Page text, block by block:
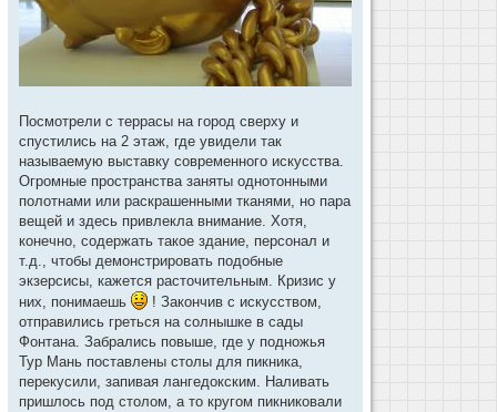
Посмотрели с террасы на город сверху и
спустились на 2 этаж, где увидели так
называемую выставку современного искусства.
Огромные пространства заняты однотонными
полотнами или раскрашенными тканями, но пара
вещей и здесь привлекла внимание. Хотя,
конечно, содержать такое здание, персонал и
т.д., чтобы демонстрировать подобные
экзерсисы, кажется расточительным. Кризис у
них, понимаешь
! Закончив с искусством,
отправились греться на солнышке в сады
Фонтана. Забрались повыше, где у подножья
Тур Мань поставлены столы для пикника,
перекусили, запивая лангедокским. Наливать
пришлось под столом, а то кругом пикниковали